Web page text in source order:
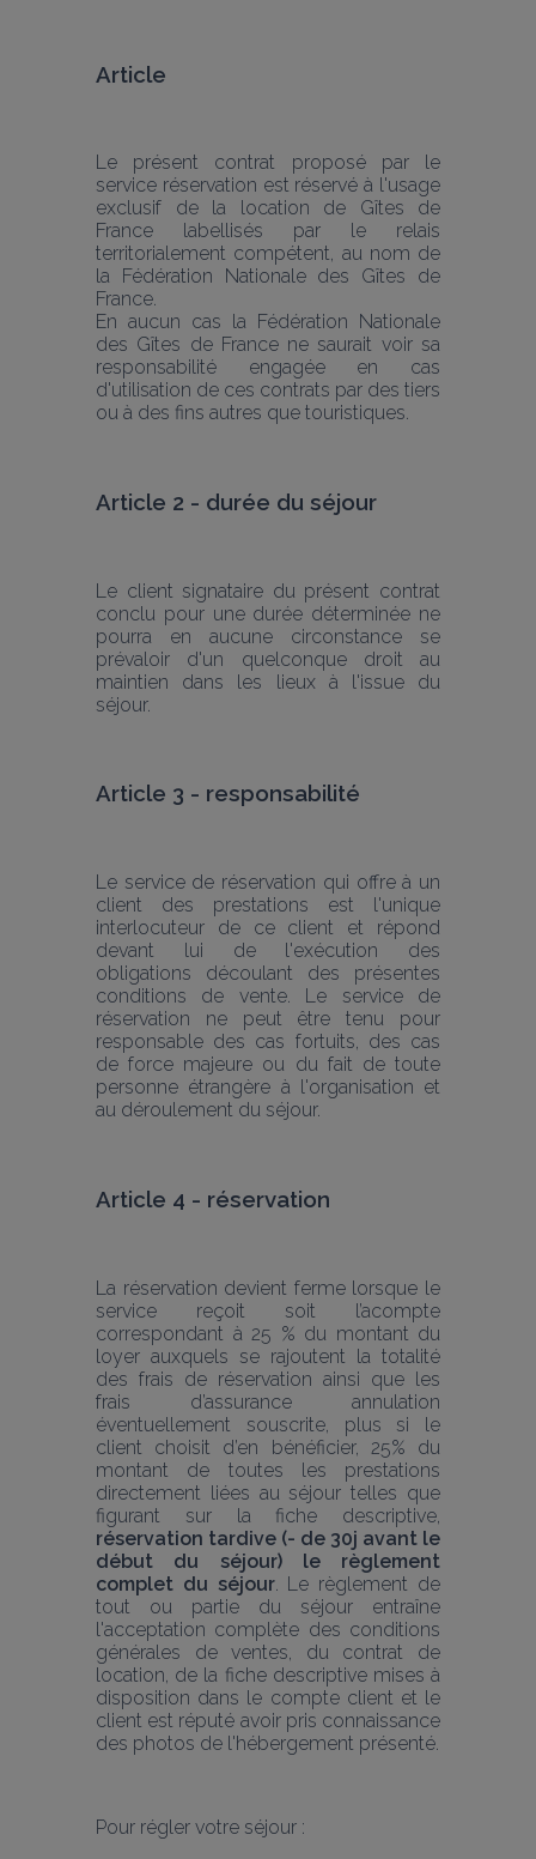
Article
Le présent contrat proposé par le
service réservation est réservé à l'usage
exclusif de la location de Gîtes de
France labellisés par le relais
territorialement compétent, au nom de
la Fédération Nationale des Gîtes de
France.
En aucun cas la Fédération Nationale
des Gîtes de France ne saurait voir sa
responsabilité engagée en cas
d'utilisation de ces contrats par des tiers
ou à des fins autres que touristiques.
Article 2 - durée du séjour
Le client signataire du présent contrat
conclu pour une durée déterminée ne
pourra en aucune circonstance se
prévaloir d'un quelconque droit au
maintien dans les lieux à l'issue du
séjour.
Article 3 - responsabilité
Le service de réservation qui offre à un
client des prestations est l'unique
interlocuteur de ce client et répond
devant lui de l'exécution des
obligations découlant des présentes
conditions de vente. Le service de
réservation ne peut être tenu pour
responsable des cas fortuits, des cas
de force majeure ou du fait de toute
personne étrangère à l'organisation et
au déroulement du séjour.
Article 4 - réservation
La réservation devient ferme lorsque le
service reçoit soit l’acompte
correspondant à 25 % du montant du
loyer auxquels se rajoutent la totalité
des frais de réservation ainsi que les
frais d’assurance annulation
éventuellement souscrite, plus si le
client choisit d’en bénéficier, 25% du
montant de toutes les prestations
directement liées au séjour telles que
réservation tardive (- de 30j avant le
début du séjour) le règlement
complet du séjour. Le règlement de
tout ou partie du séjour entraîne
l'acceptation complète des conditions
générales de ventes, du contrat de
location, de la fiche descriptive mises à
disposition dans le compte client et le
client est réputé avoir pris connaissance
des photos de l'hébergement présenté.
Pour régler votre séjour :